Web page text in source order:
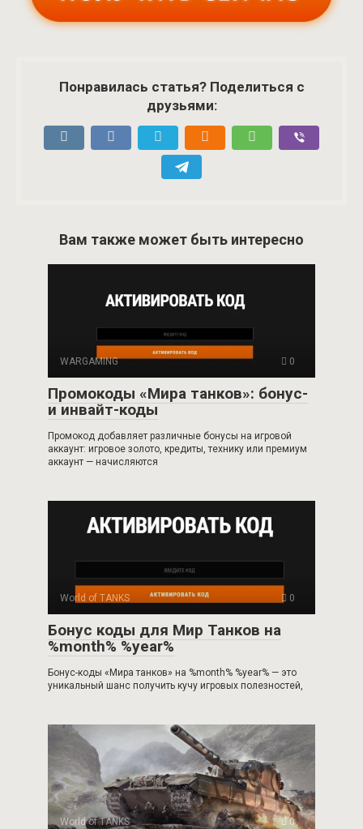
Понравилась статья? Поделиться с
друзьями:
Вам также может быть интересно
WARGAMING 0
Промокоды «Мира танков»: бонус-
и инвайт-коды
Промокод добавляет различные бонусы на игровой
аккаунт: игровое золото, кредиты, технику или премиум
аккаунт — начисляются
World of TANKS 0
Бонус коды для Мир Танков на
%month% %year%
Бонус-коды «Мира танков» на %month% %year% — это
уникальный шанс получить кучу игровых полезностей,
World of TANKS 0